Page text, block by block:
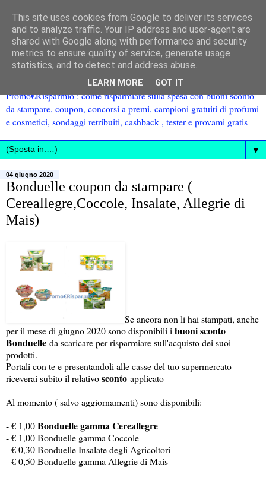
Promo€Risparmio : come risparmiare sulla spesa con buoni sconto
da stampare, coupon, concorsi a premi, campioni gratuiti di profumi
e cosmetici, sondaggi retribuiti, cashback , tester e provami gratis
▼
04 giugno 2020
Bonduelle coupon da stampare (
Cereallegre,Coccole, Insalate, Allegrie di
Mais)
Se ancora non li hai stampati, anche
per il mese di giugno 2020 sono disponibili i buoni sconto
Bonduelle da scaricare per risparmiare sull'acquisto dei suoi
prodotti.
Portali con te e presentandoli alle casse del tuo supermercato
riceverai subito il relativosconto applicato
Al momento ( salvo aggiornamenti) sono disponibili:
- € 1,00Bonduelle gamma Cereallegre
- € 1,00 Bonduelle gamma Coccole
- € 0,30 Bonduelle Insalate degli Agricoltori
- € 0,50 Bonduelle gamma Allegrie di Mais
This site uses cookies from Google to deliver its services
and to analyze traffic. Your IP address and user-agent are
shared with Google along with performance and security
metrics to ensure quality of service, generate usage
statistics, and to detect and address abuse.
LEARN MORE GOT IT